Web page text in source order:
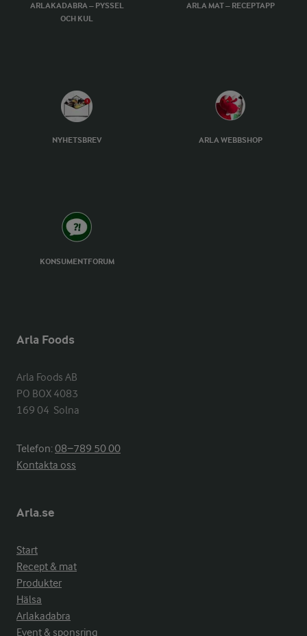
ARLAKADABRA – PYSSEL
OCH KUL
ARLA MAT – RECEPTAPP
NYHETSBREV ARLA WEBBSHOP
KONSUMENTFORUM
Arla Foods
Arla Foods AB
PO BOX 4083
169 04  Solna
Telefon:08−789 50 00
Kontakta oss
Arla.se
Start
Recept & mat
Produkter
Hälsa
Arlakadabra
Event & sponsring